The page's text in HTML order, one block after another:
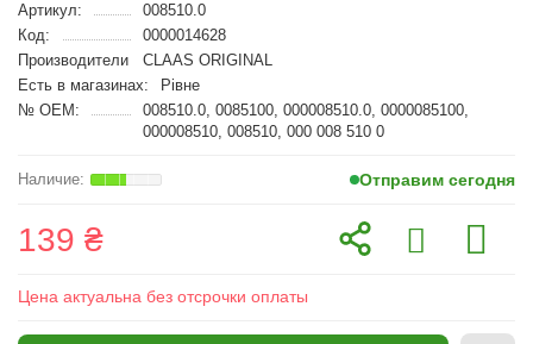
Артикул:
008510.0
Код:
0000014628
Производители
CLAAS ORIGINAL
Есть в магазинах:
Рівне
№ OEM:
008510.0, 0085100, 000008510.0, 0000085100,
000008510, 008510, 000 008 510 0
Отправим сегодня
139 ₴
Цена актуальна без отсрочки оплаты